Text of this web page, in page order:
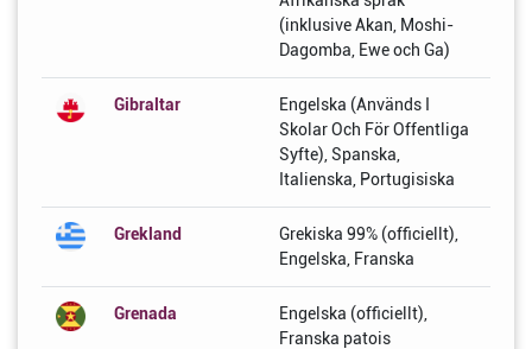
(inklusive Akan, Moshi-
Dagomba, Ewe och Ga)
Gibraltar
Engelska (Används I
Skolar Och För Offentliga
Syfte), Spanska,
Italienska, Portugisiska
Grekland
Grekiska 99% (officiellt),
Engelska, Franska
Grenada
Engelska (officiellt),
Franska patois